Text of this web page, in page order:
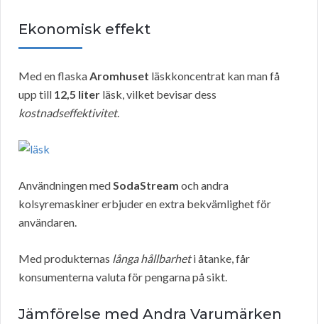
Ekonomisk effekt
Med en flaskaAromhuset läskkoncentrat kan man få
upp till 12,5 liter läsk, vilket bevisar dess
kostnadseffektivitet.
Användningen medSodaStream och andra
kolsyremaskiner erbjuder en extra bekvämlighet för
användaren.
Med produkternas långa hållbarheti åtanke, får
konsumenterna valuta för pengarna på sikt.
Jämförelse med Andra Varumärken